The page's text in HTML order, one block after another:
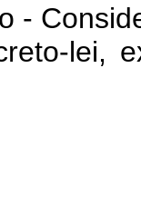
lei,